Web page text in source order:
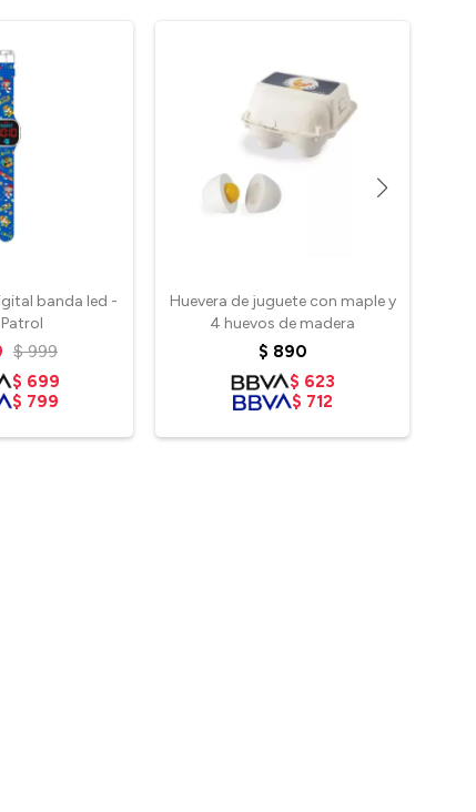
banda led -
$ 999
$ 699
$ 799
Huevera de juguete con maple y
4 huevos de madera
$ 890
$ 623
$ 712